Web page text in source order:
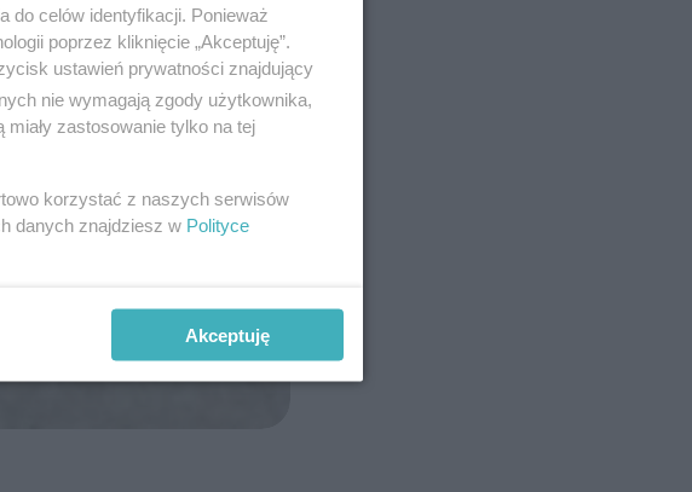
do celów identyfikacji. Ponieważ
poprzez kliknięcie „Akceptuję”.
ustawień prywatności znajdujący
nie wymagają zgody użytkownika,
zastosowanie tylko na tej
korzystać z naszych serwisów
danych znajdziesz w Polityce
Akceptuję